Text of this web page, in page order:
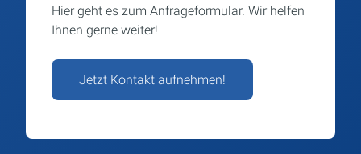
Hier geht es zum Anfrageformular. Wir helfen
Ihnen gerne weiter!
Jetzt Kontakt aufnehmen!